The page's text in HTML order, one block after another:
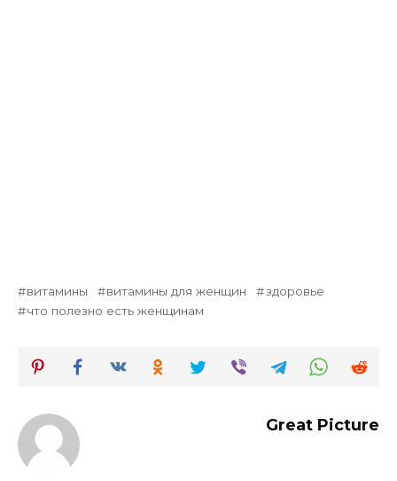
витамины витамины для женщин
здоровье
что полезно есть женщинам
Great Picture